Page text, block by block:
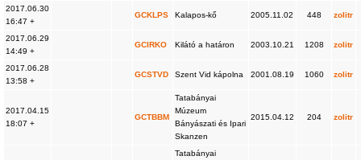
2017.06.30
16:47 +
GCKLPS Kalapos-kő 2005.11.02 448 zolitr
2017.06.29
14:49 +
GCIRKO Kilátó a határon 2003.10.21 1208 zolitr
2017.06.28
13:58 +
GCSTVD Szent Vid kápolna 2001.08.19 1060 zolitr
2017.04.15
18:07 +
GCTBBM
Tatabányai
Múzeum
Bányászati és Ipari
Skanzen
2015.04.12 204 zolitr
Tatabányai